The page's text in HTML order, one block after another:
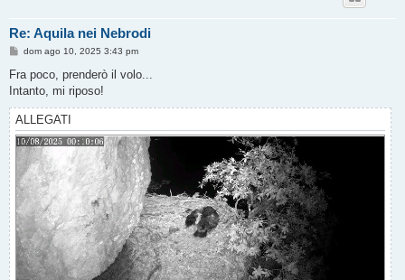
Re: Aquila nei Nebrodi
M
s
a
g
o
dom ago 10, 2025 3:43 pm
Fra poco, prenderò il volo...
Intanto, mi riposo!
ALLEGATI